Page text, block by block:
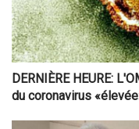
DERNIÈRE HEURE:
du coronavirus